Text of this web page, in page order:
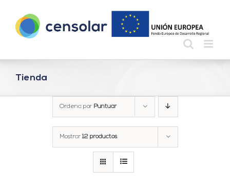
contenido
Tienda
Ordena por Puntuar
Mostrar12 productos